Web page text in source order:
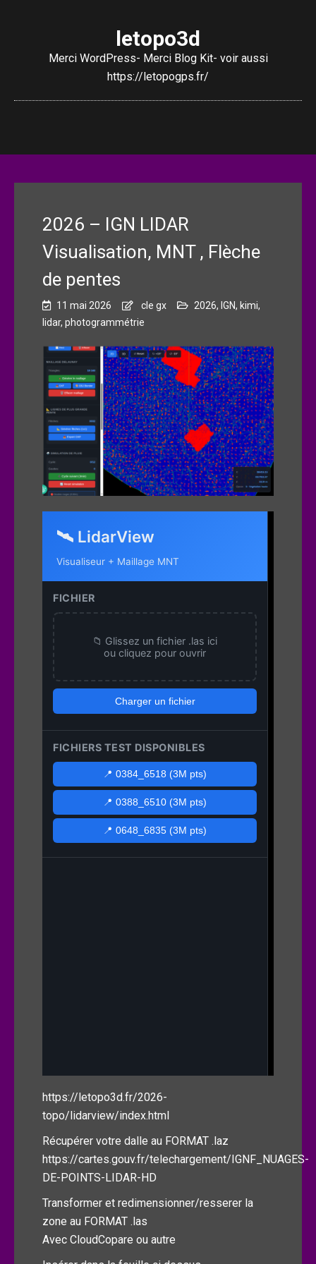
letopo3d
Merci WordPress- Merci Blog Kit- voir aussi
https://letopogps.fr/
2026 – IGN LIDAR
Visualisation, MNT , Flèche
de pentes
11 mai 2026 cle gx 2026, IGN, kimi,
lidar, photogrammétrie
https://letopo3d.fr/2026-
topo/lidarview/index.html
Récupérer votre dalle au FORMAT .laz
https://cartes.gouv.fr/telechargement/IGNF_NUAGES-
DE-POINTS-LIDAR-HD
Transformer et redimensionner/resserer la
zone au FORMAT .las
Avec CloudCopare ou autre